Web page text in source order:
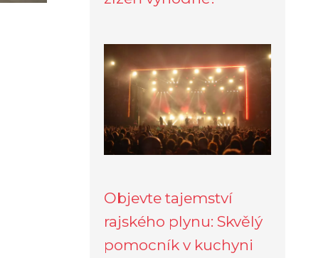
Objevte tajemství
rajského plynu: Skvělý
pomocník v kuchyni